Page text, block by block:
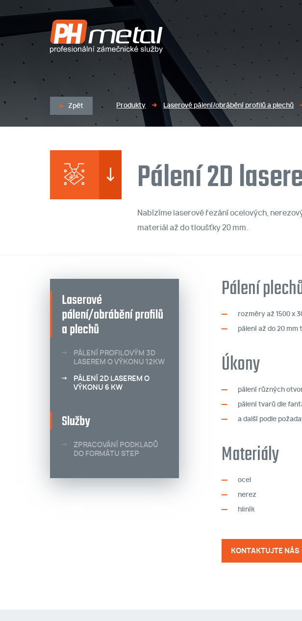
Zpět Produkty Laserové pálení/obrábění profilů a plechů
Pálení 2D
Nabízíme laserové řezání ocelových,
materiál až do tloušťky 20 mm.
Pálení
rozměry až 1500 x
pálení až do 20 mm
Úkony
pálení různých
pálení tvarů dle
a další podle
Materiály
ocel
nerez
hliník
KONTAKTUJTE NÁS
Laserové
pálení/obrábění profilů
a plechů
PÁLENÍ PROFILOVÝM 3D
LASEREM O VÝKONU 12KW
PÁLENÍ 2D LASEREM O
VÝKONU 6 KW
Služby
ZPRACOVÁNÍ PODKLADŮ
DO FORMÁTU STEP